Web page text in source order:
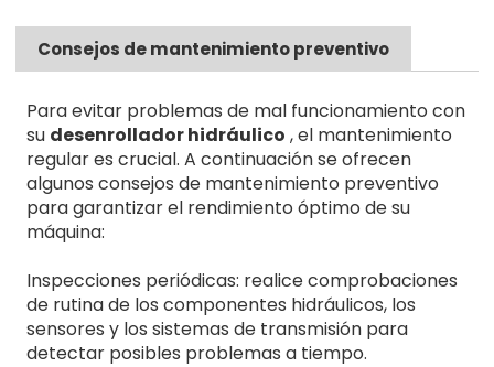
Consejos de mantenimiento preventivo
Para evitar problemas de mal funcionamiento con
su desenrollador hidráulico , el mantenimiento
regular es crucial. A continuación se ofrecen
algunos consejos de mantenimiento preventivo
para garantizar el rendimiento óptimo de su
máquina:
Inspecciones periódicas: realice comprobaciones
de rutina de los componentes hidráulicos, los
sensores y los sistemas de transmisión para
detectar posibles problemas a tiempo.